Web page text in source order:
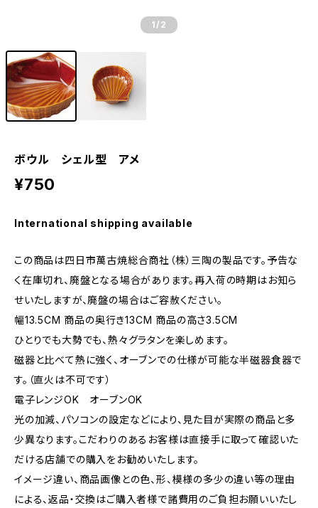
1 /2
ボウル シェル型 アメ
¥750
International shipping available
この商品は四日市萬古焼総合商社（株）三陶の製品です。予告な
く在庫切れ、廃盤となる場合があります。再入荷の時期はお知ら
せいたしますが、廃盤の場合はご容赦ください。
幅13.5CM 商品の奥行き13CM 商品の高さ3.5CM
ひとりでも大勢でも、熱々グラタンを楽しめます。
磁器と比べて熱に強く、オーブンでの仕様が可能な半磁器食器で
す。（直火は不可です）
電子レンジOK オーブンOK
光の加減、パソコンの設定などにより、見た目が実際の商品と多
少異なります。こだわりのあるお客様は直接手に取って確認いた
だける店舗での購入をお勧めいたします。
イメージ違い、商品画像との色、形、模様の多少の違い等の理由
による、返品・交換はご購入者様で諸費用のご負担お願いいたし